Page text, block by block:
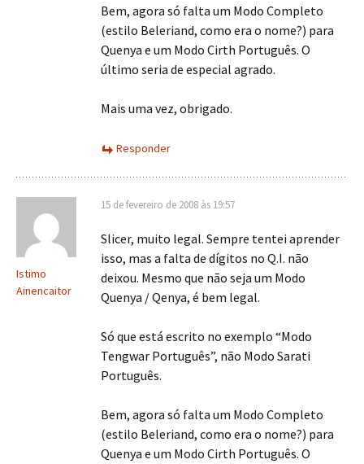
Bem, agora só falta um Modo Completo
(estilo Beleriand, como era o nome?) para
Quenya e um Modo Cirth Português. O
último seria de especial agrado.
Mais uma vez, obrigado.
Responder
Istimo
Ainencaitor
15 de fevereiro de 2008 às 19:57
Slicer, muito legal. Sempre tentei aprender
isso, mas a falta de dígitos no Q.I. não
deixou. Mesmo que não seja um Modo
Quenya / Qenya, é bem legal.
Só que está escrito no exemplo “Modo
Tengwar Português”, não Modo Sarati
Português.
Bem, agora só falta um Modo Completo
(estilo Beleriand, como era o nome?) para
Quenya e um Modo Cirth Português. O